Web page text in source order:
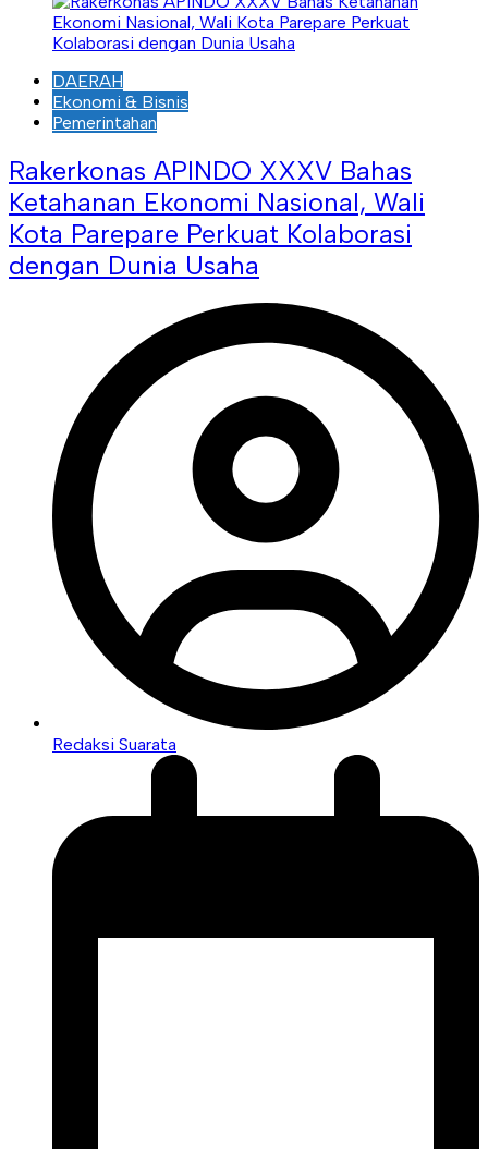
DAERAH
Ekonomi & Bisnis
Pemerintahan
Rakerkonas APINDO XXXV Bahas
Ketahanan Ekonomi Nasional, Wali
Kota Parepare Perkuat Kolaborasi
dengan Dunia Usaha
Redaksi Suarata